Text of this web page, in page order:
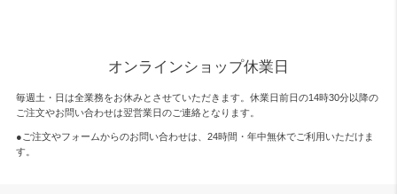
オンラインショップ休業日
毎週土・日は全業務をお休みとさせていただきます。休業日前日の14時30分以降の
ご注文やお問い合わせは翌営業日のご連絡となります。
●ご注文やフォームからのお問い合わせは、 24時間・年中無休でご利用いただけま
す。